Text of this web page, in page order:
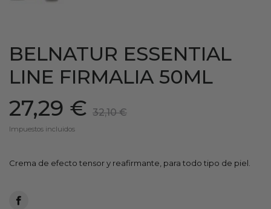
BELNATUR ESSENTIAL
LINE FIRMALIA 50ML
27,29 € 32,10 €
Impuestos incluidos
Crema de efecto tensor y reafirmante, para todo tipo de piel.